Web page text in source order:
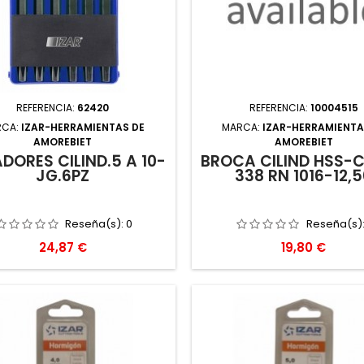
REFERENCIA: 62420
IZAR-HERRAMIENTAS DE
AMOREBIET
CILIND.5 A 10-
JG.6PZ
Reseña(s):0
Precio
24,87 €
REFERENCIA: 10004515
MARCA: IZAR-
AMOREBIET
BROCA CILIND HSS-
338 RN 1016-
Precio
19,80 €